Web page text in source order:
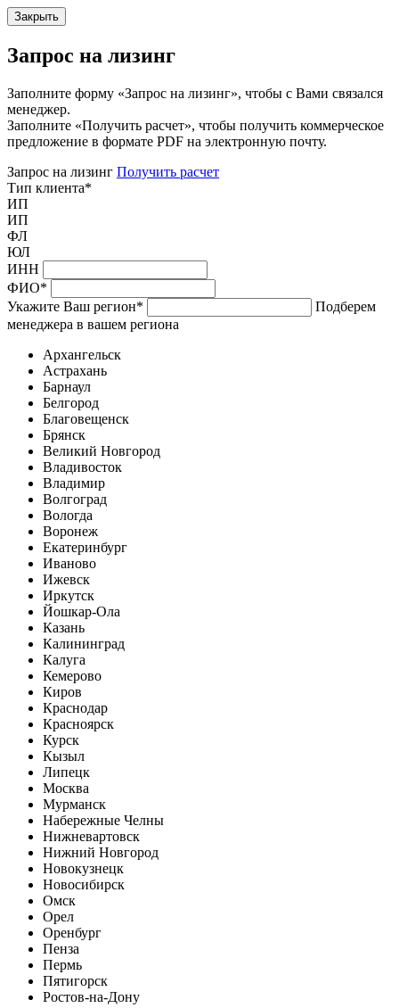
Закрыть
Запрос на лизинг
Заполните форму «Запрос на лизинг», чтобы с Вами связался
менеджер.
Заполните «Получить расчет», чтобы получить коммерческое
предложение в формате PDF на электронную почту.
Запрос на лизинг Получить расчет
Тип клиента*
ИП
ИП
ФЛ
ЮЛ
ИНН
ФИО*
Укажите Ваш регион*
Подберем
менеджера в вашем региона
Архангельск
Астрахань
Барнаул
Белгород
Благовещенск
Брянск
Великий Новгород
Владивосток
Владимир
Волгоград
Вологда
Воронеж
Екатеринбург
Иваново
Ижевск
Иркутск
Йошкар-Ола
Казань
Калининград
Калуга
Кемерово
Киров
Краснодар
Красноярск
Курск
Кызыл
Липецк
Москва
Мурманск
Набережные Челны
Нижневартовск
Нижний Новгород
Новокузнецк
Новосибирск
Омск
Орел
Оренбург
Пенза
Пермь
Пятигорск
Ростов-на-Дону